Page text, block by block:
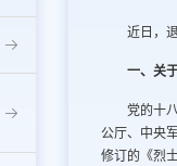
近日，
一、关
党的十
公厅、中央
修订的《烈